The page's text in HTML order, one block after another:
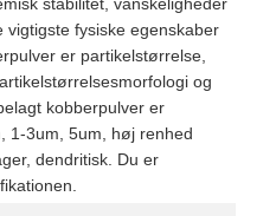
stabilitet, vanskeligheder
vigtigste fysiske egenskaber
er partikelstørrelse,
og
kobberpulver er
1-3um, 5um, høj renhed
dendritisk. Du er